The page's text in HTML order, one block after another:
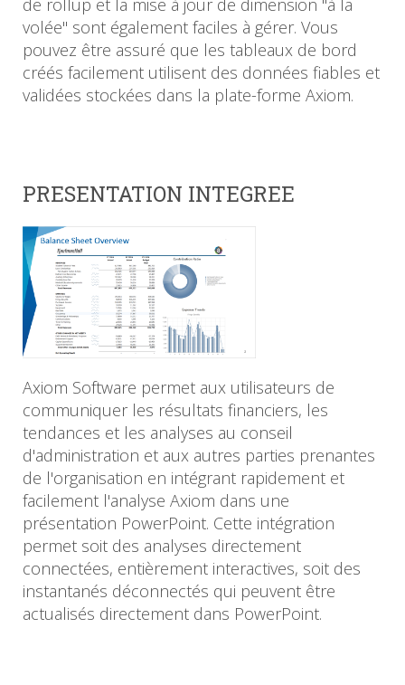
de rollup et la mise à jour de dimension "à la
volée" sont également faciles à gérer. Vous
pouvez être assuré que les tableaux de bord
créés facilement utilisent des données fiables et
validées stockées dans la plate-forme Axiom.
PRESENTATION INTEGREE
Axiom Software permet aux utilisateurs de
communiquer les résultats financiers, les
tendances et les analyses au conseil
d'administration et aux autres parties prenantes
de l'organisation en intégrant rapidement et
facilement l'analyse Axiom dans une
présentation PowerPoint. Cette intégration
permet soit des analyses directement
connectées, entièrement interactives, soit des
instantanés déconnectés qui peuvent être
actualisés directement dans PowerPoint.